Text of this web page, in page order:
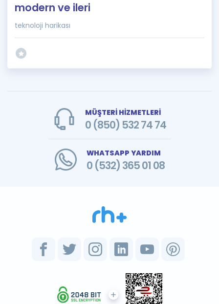
modern ve ileri
teknoloji harikası
MÜŞTERİ HİZMETLERİ
0 (850) 532 74 74
WHATSAPP YARDIM
0 (532) 365 01 08